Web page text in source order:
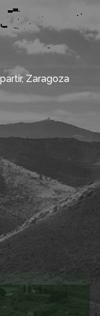
Zaragoza